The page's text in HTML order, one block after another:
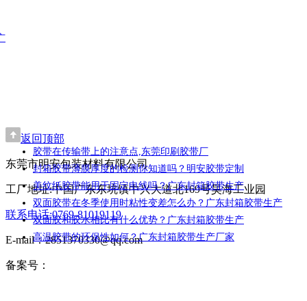
胶带在传输带上的注意点,东莞印刷胶带厂
封箱胶带薄膜厚度的检测你知道吗？明安胶带定制
美纹纸胶带能用于固定电线吗？广东封箱胶带生产
双面胶带在冬季使用时粘性变差怎么办？广东封箱胶带生产
双面胶和胶水相比有什么优势？广东封箱胶带生产
高温胶带的环保性如何？广东封箱胶带生产厂家
返回顶部
东莞市明安包装材料有限公司
工厂地址:中国广东东坑镇中兴大道北169号昊海工业园
联系电话:0769-81019119
E-mail：2851370330@qq.com
备案号：